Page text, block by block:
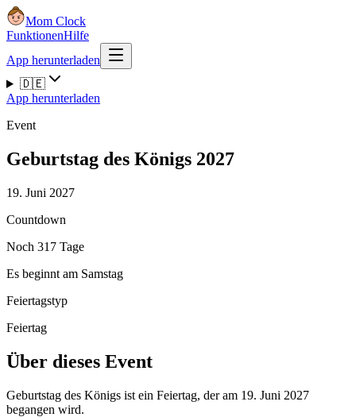
Mom Clock
FunktionenHilfe
App herunterladen
🇩🇪
App herunterladen
Event
Geburtstag des Königs 2027
19. Juni 2027
Countdown
Noch 317 Tage
Es beginnt am Samstag
Feiertagstyp
Feiertag
Über dieses Event
Geburtstag des Königs ist ein Feiertag, der am 19. Juni 2027
begangen wird.